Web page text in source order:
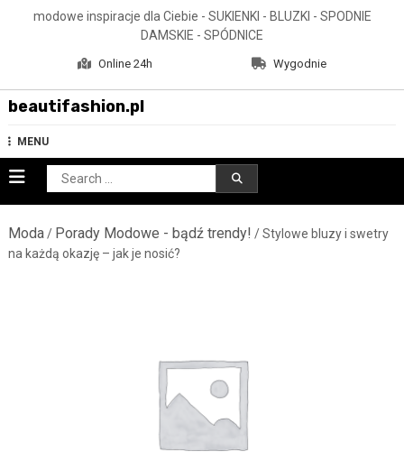
modowe inspiracje dla Ciebie - SUKIENKI - BLUZKI - SPODNIE
DAMSKIE - SPÓDNICE
Online 24h Wygodnie
beautifashion.pl
MENU
Search
for:
Moda/ Porady Modowe - bądź trendy! / Stylowe bluzy i swetry
na każdą okazję – jak je nosić?